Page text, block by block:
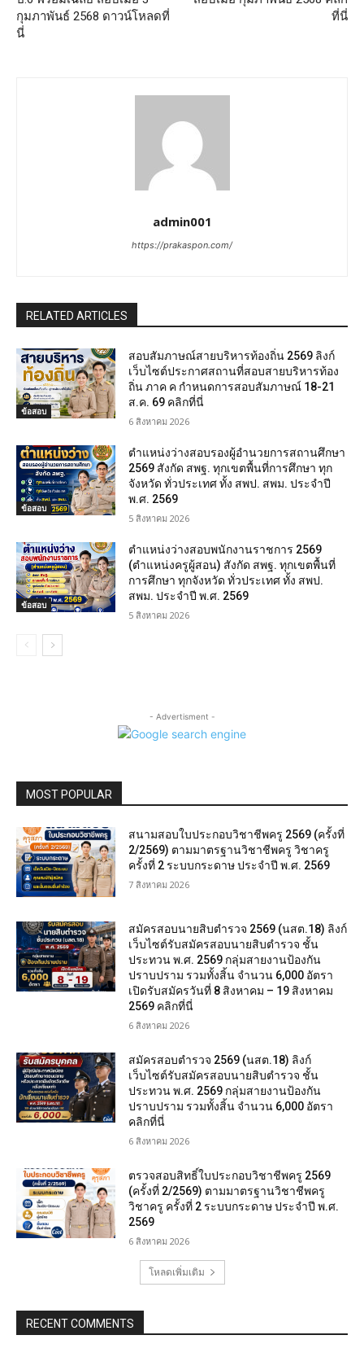
กุมภาพันธ์ 2568 ดาวน์โหลดที่
นี่
ที่นี่
admin001
https://prakaspon.com/
RELATED ARTICLES
ข้อสอบ
สอบสัมภาษณ์สายบริหารท้องถิ่น 2569 ลิงก์
เว็บไซต์ประกาศสถานที่สอบสายบริหารท้อง
ถิ่น ภาค ค กำหนดการสอบสัมภาษณ์ 18-21
ส.ค. 69 คลิกที่นี่
6 สิงหาคม 2026
ข้อสอบ
ตำแหน่งว่างสอบรองผู้อำนวยการสถานศึกษา
2569 สังกัด สพฐ. ทุกเขตพื้นที่การศึกษา ทุก
จังหวัด ทั่วประเทศ ทั้ง สพป. สพม. ประจำปี
พ.ศ. 2569
5 สิงหาคม 2026
ข้อสอบ
ตำแหน่งว่างสอบพนักงานราชการ 2569
(ตำแหน่งครูผู้สอน) สังกัด สพฐ. ทุกเขตพื้นที่
การศึกษา ทุกจังหวัด ทั่วประเทศ ทั้ง สพป.
สพม. ประจำปี พ.ศ. 2569
5 สิงหาคม 2026
- Advertisment -
MOST POPULAR
สนามสอบใบประกอบวิชาชีพครู 2569 (ครั้งที่
2/2569) ตามมาตรฐานวิชาชีพครู วิชาครู
ครั้งที่ 2 ระบบกระดาษ ประจำปี พ.ศ. 2569
7 สิงหาคม 2026
สมัครสอบนายสิบตำรวจ 2569 (นสต.18) ลิงก์
เว็บไซต์รับสมัครสอบนายสิบตำรวจ ชั้น
ประทวน พ.ศ. 2569 กลุ่มสายงานป้องกัน
ปราบปราม รวมทั้งสิ้น จำนวน 6,000 อัตรา
เปิดรับสมัครวันที่ 8 สิงหาคม – 19 สิงหาคม
2569 คลิกที่นี่
6 สิงหาคม 2026
สมัครสอบตํารวจ 2569 (นสต.18) ลิงก์
เว็บไซต์รับสมัครสอบนายสิบตำรวจ ชั้น
ประทวน พ.ศ. 2569 กลุ่มสายงานป้องกัน
ปราบปราม รวมทั้งสิ้น จำนวน 6,000 อัตรา
คลิกที่นี่
6 สิงหาคม 2026
ตรวจสอบสิทธิ์ใบประกอบวิชาชีพครู 2569
(ครั้งที่ 2/2569) ตามมาตรฐานวิชาชีพครู
วิชาครู ครั้งที่ 2 ระบบกระดาษ ประจำปี พ.ศ.
2569
6 สิงหาคม 2026
โหลดเพิ่มเติม
RECENT COMMENTS